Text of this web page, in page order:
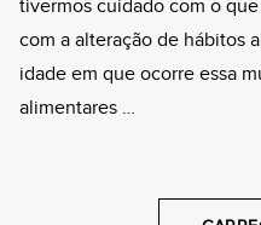
tivermos cuidado com o
com a alteração de hábitos
idade em que ocorre essa
alimentares …